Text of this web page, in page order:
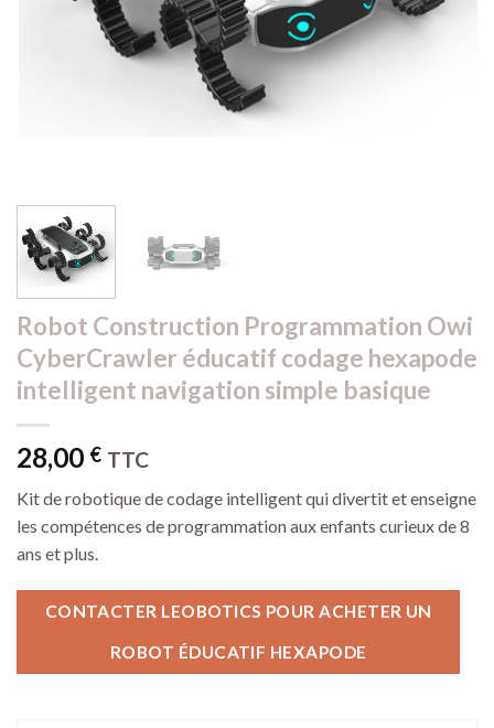
Robot Construction Programmation Owi
CyberCrawler éducatif codage hexapode
intelligent navigation simple basique
28,00 € TTC
Kit de robotique de codage intelligent qui divertit et enseigne
les compétences de programmation aux enfants curieux de 8
ans et plus.
CONTACTER LEOBOTICS POUR ACHETER UN
ROBOT ÉDUCATIF HEXAPODE